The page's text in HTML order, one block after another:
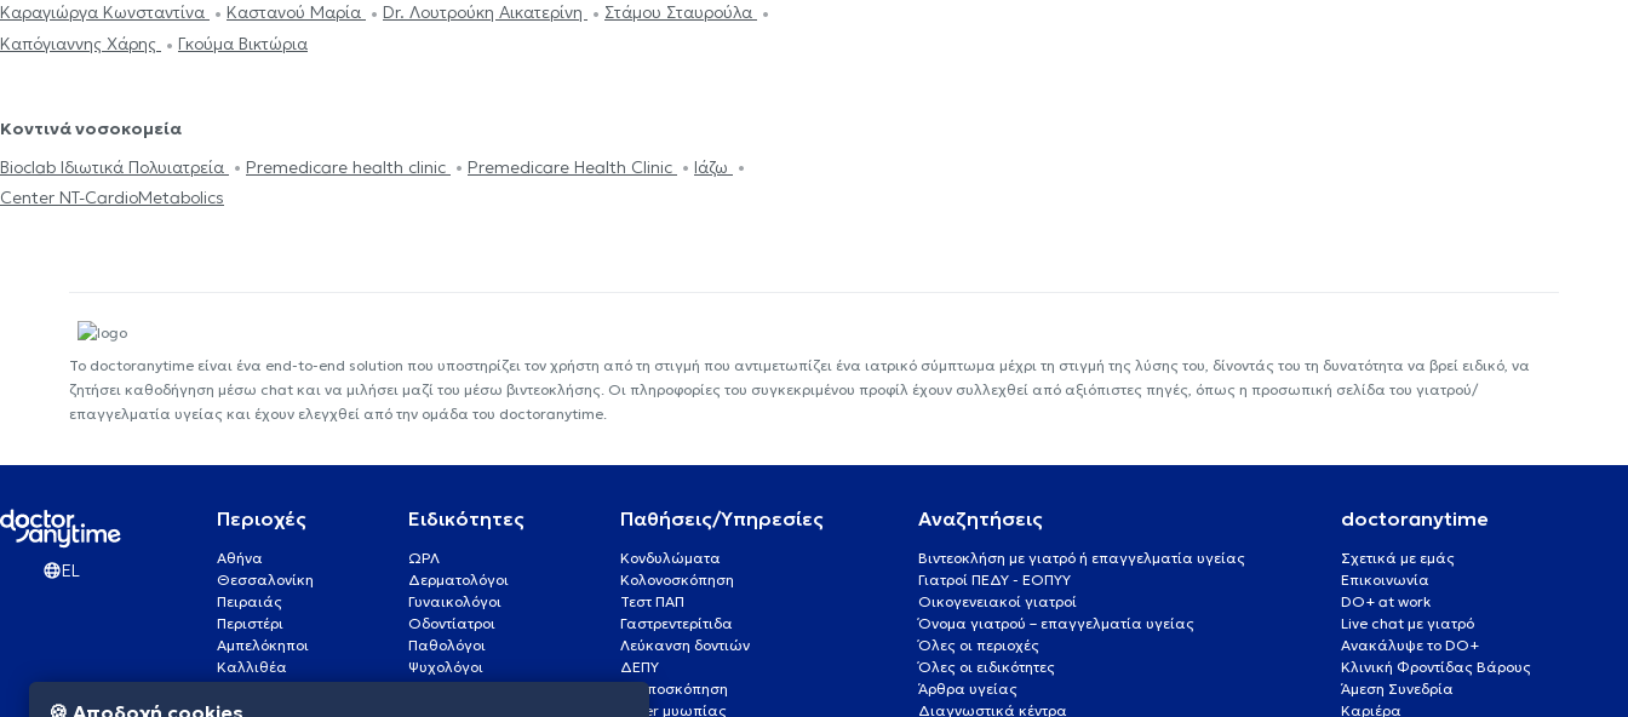
Καραγιώργα Κωνσταντίνα
Καστανού Μαρία Dr. Λουτρούκη Αικατερίνη
Στάμου Σταυρούλα
Καπόγιαννης Χάρης
Γκούμα Βικτώρια
Κοντινά νοσοκομεία
Bioclab Ιδιωτικά Πολυιατρεία
Premedicare health clinic Premedicare Health Clinic
Ιάζω
Center NT-CardioMetabolics
Το doctoranytime είναι ένα end-to-end solution που υποστηρίζει τον χρήστη από τη στιγμή που αντιμετωπίζει ένα ιατρικό σύμπτωμα μέχρι τη στιγμή της λύσης του, δίνοντάς του τη δυνατότητα να βρεί ειδικό, να
ζητήσει καθοδήγηση μέσω chat και να μιλήσει μαζί του μέσω βιντεοκλήσης. Οι πληροφορίες του συγκεκριμένου προφίλ έχουν συλλεχθεί από αξιόπιστες πηγές, όπως η προσωπική σελίδα του γιατρού/
επαγγελματία υγείας και έχουν ελεγχθεί από την ομάδα του doctoranytime.
EL
Περιοχές
Αθήνα
Θεσσαλονίκη
Πειραιάς
Περιστέρι
Αμπελόκηποι
Καλλιθέα
Γλυφάδα
Ειδικότητες
ΩΡΛ
Δερματολόγοι
Γυναικολόγοι
Οδοντίατροι
Παθολόγοι
Ψυχολόγοι
Παθήσεις/Υπηρεσίες
Κονδυλώματα
Κολονοσκόπηση
Τεστ ΠΑΠ
Γαστρεντερίτιδα
Λεύκανση δοντιών
ΔΕΠΥ
Κολποσκόπηση
Laser μυωπίας
Αναζητήσεις
Βιντεοκλήση με γιατρό ή επαγγελματία υγείας
Γιατροί ΠΕΔΥ - ΕΟΠΥΥ
Οικογενειακοί γιατροί
Όνομα γιατρού – επαγγελματία υγείας
Όλες οι περιοχές
Όλες οι ειδικότητες
Άρθρα υγείας
Διαγνωστικά κέντρα
doctoranytime
Σχετικά με εμάς
Επικοινωνία
DO+ at work
Live chat με γιατρό
Ανακάλυψε το DO+
Κλινική Φροντίδας Βάρους
Άμεση Συνεδρία
Καριέρα
🍪 Αποδοχή cookies